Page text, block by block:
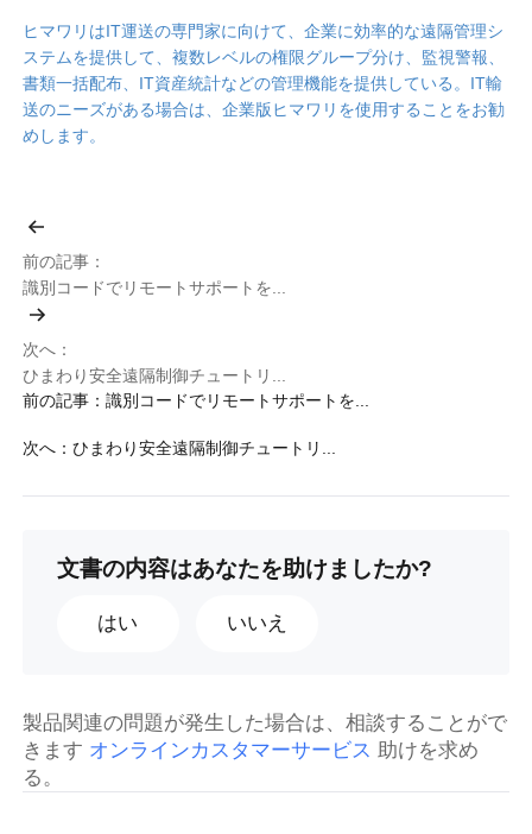
ヒマワリはIT運送の専門家に向けて、企業に効率的な遠隔管理シ
ステムを提供して、複数レベルの権限グループ分け、監視警報、
書類一括配布、IT資産統計などの管理機能を提供している。IT輸
送のニーズがある場合は、企業版ヒマワリを使用することをお勧
めします。
前の記事 ：
識別コードでリモートサポートを...
次へ ：
ひまわり安全遠隔制御チュートリ...
前の記事 ：識別コードでリモートサポートを...
次へ ：ひまわり安全遠隔制御チュートリ...
文書の内容はあなたを助けましたか?
はい いいえ
製品関連の問題が発生した場合は、相談することがで
きます オンラインカスタマーサービス 助けを求め
る。